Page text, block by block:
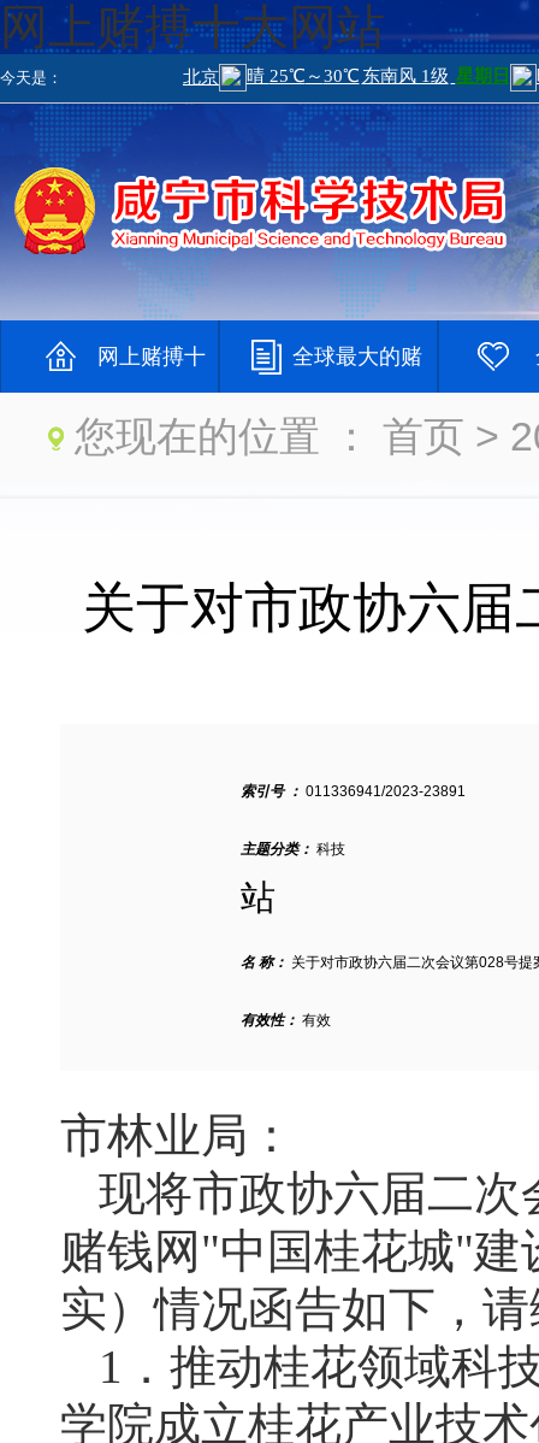
网上赌搏十大网站
今天是：
网上赌搏十
大网站
全球最大的赌
钱网 大登录网
您现在的位置 ： 首页 >
关于对市政协六届
索引号 ： 011336941/2023-23891
主题分类： 科技
站
名 称： 关于对市政协六届二次会议第028号提
有效性： 有效
市林业局：
现将市政协六届二次
赌钱网"中国桂花城"
实）情况函告如下，
1．推动桂花领域科
学院成立桂花产业技